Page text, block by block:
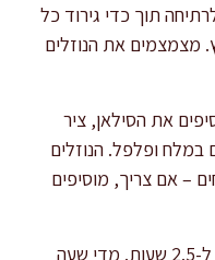
תוך כדי גירוד כל
מצמצמים את הנוזלים
את הסילאן, ציר
במלח ופלפל. הנוזלים
– אם צריך, מוסיפים
מכסים את הסיר ומכניסים לתנור ל-2.5 שעות. מדי שעה